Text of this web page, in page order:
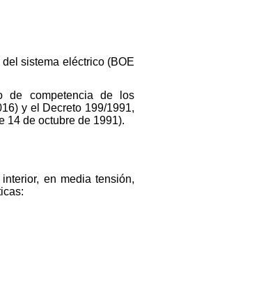
sistema eléctrico (BOE
de competencia de los
y el Decreto 199/1991,
14 de octubre de 1991).
en media tensión,